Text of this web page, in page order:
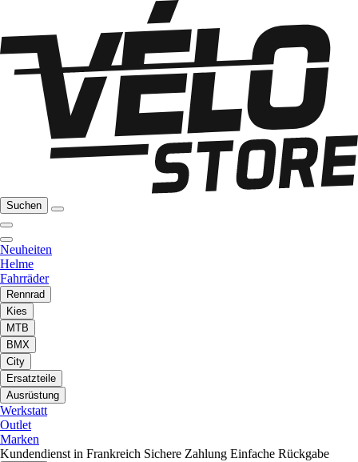
Suchen
Neuheiten
Helme
Fahrräder
Rennrad
Kies
MTB
BMX
City
Ersatzteile
Ausrüstung
Werkstatt
Outlet
Marken
Kundendienst in Frankreich Sichere Zahlung Einfache Rückgabe